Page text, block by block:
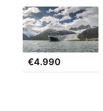
€4.990